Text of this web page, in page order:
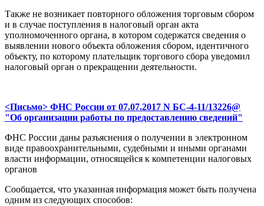
Также не возникает повторного обложения торговым сбором
и в случае поступления в налоговый орган акта
уполномоченного органа, в котором содержатся сведения о
выявлении нового объекта обложения сбором, идентичного
объекту, по которому плательщик торгового сбора уведомил
налоговый орган о прекращении деятельности.
<Письмо> ФНС России от 07.07.2017 N БС-4-11/13226@
"Об организации работы по предоставлению сведений"
ФНС России даны разъяснения о получении в электронном
виде правоохранительными, судебными и иными органами
власти информации, относящейся к компетенции налоговых
органов
Сообщается, что указанная информация может быть получена
одним из следующих способов: